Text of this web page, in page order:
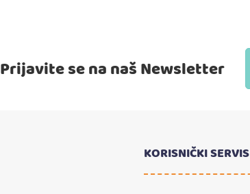
Prijavite se na naš Newsletter
KORISNIČKI SERVIS